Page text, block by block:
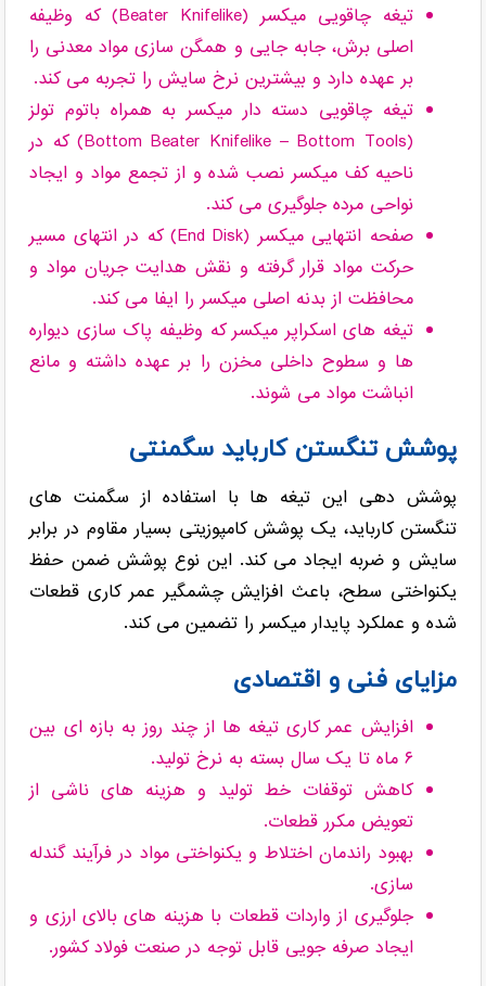
تیغه چاقویی میکسر (Beater Knifelike) که وظیفه
اصلی برش، جابه جایی و همگن سازی مواد معدنی را
بر عهده دارد و بیشترین نرخ سایش را تجربه می کند.
تیغه چاقویی دسته دار میکسر به همراه باتوم تولز
(Bottom Beater Knifelike – Bottom Tools) که در
ناحیه کف میکسر نصب شده و از تجمع مواد و ایجاد
نواحی مرده جلوگیری می کند.
صفحه انتهایی میکسر (End Disk) که در انتهای مسیر
حرکت مواد قرار گرفته و نقش هدایت جریان مواد و
محافظت از بدنه اصلی میکسر را ایفا می کند.
تیغه های اسکراپر میکسر که وظیفه پاک سازی دیواره
ها و سطوح داخلی مخزن را بر عهده داشته و مانع
انباشت مواد می شوند.
پوشش تنگستن کارباید سگمنتی
پوشش دهی این تیغه ها با استفاده از سگمنت های
تنگستن کارباید، یک پوشش کامپوزیتی بسیار مقاوم در برابر
سایش و ضربه ایجاد می کند. این نوع پوشش ضمن حفظ
یکنواختی سطح، باعث افزایش چشمگیر عمر کاری قطعات
شده و عملکرد پایدار میکسر را تضمین می کند.
مزایای فنی و اقتصادی
افزایش عمر کاری تیغه ها از چند روز به بازه ای بین
۶ ماه تا یک سال بسته به نرخ تولید.
کاهش توقفات خط تولید و هزینه های ناشی از
تعویض مکرر قطعات.
بهبود راندمان اختلاط و یکنواختی مواد در فرآیند گندله
سازی.
جلوگیری از واردات قطعات با هزینه های بالای ارزی و
ایجاد صرفه جویی قابل توجه در صنعت فولاد کشور.